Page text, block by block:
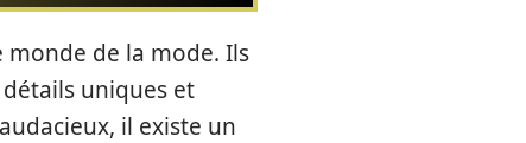
monde de la mode. Ils
uniques et
il existe un